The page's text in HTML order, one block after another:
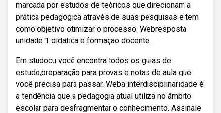
marcada por estudos de teóricos que direcionam a
prática pedagógica através de suas pesquisas e tem
como objetivo otimizar o processo. Webresposta
unidade 1 didatica e formação docente.
Em studocu você encontra todos os guias de
estudo,preparação para provas e notas de aula que
você precisa para passar. Weba interdisciplinaridade é
a tendência que a pedagogia atual utiliza no âmbito
escolar para desfragmentar o conhecimento. Assinale